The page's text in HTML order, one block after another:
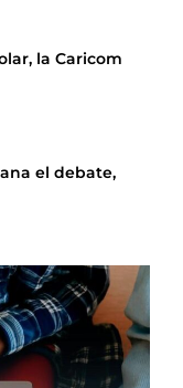
la Caricom
el debate,